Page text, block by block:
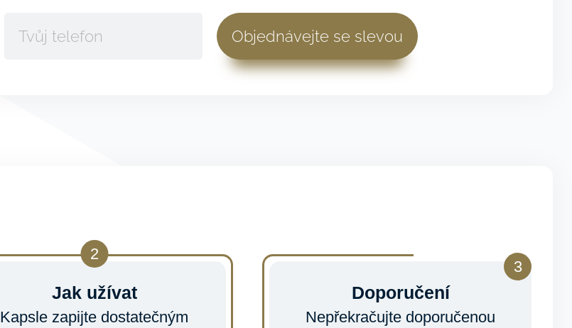
Jak užívat
Kapsle zapijte dostatečným
Doporučení
Nepřekračujte doporučenou